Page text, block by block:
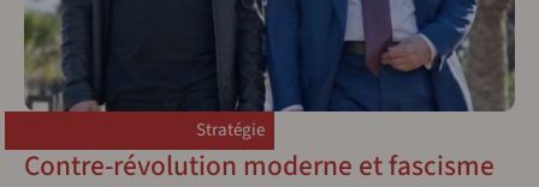
Stratégie
Contre-révolution moderne et fascisme